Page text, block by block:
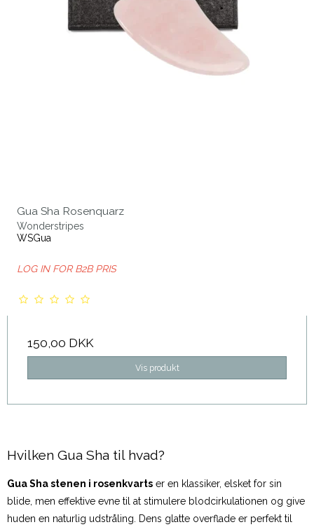
Gua Sha Rosenquarz
Wonderstripes
WSGua
LOG IN FOR B2B PRIS
150,00 DKK
Vis produkt
Hvilken Gua Sha til hvad?
Gua Sha stenen i rosenkvarts er en klassiker, elsket for sin
blide, men effektive evne til at stimulere blodcirkulationen og give
huden en naturlig udstråling. Dens glatte overflade er perfekt til